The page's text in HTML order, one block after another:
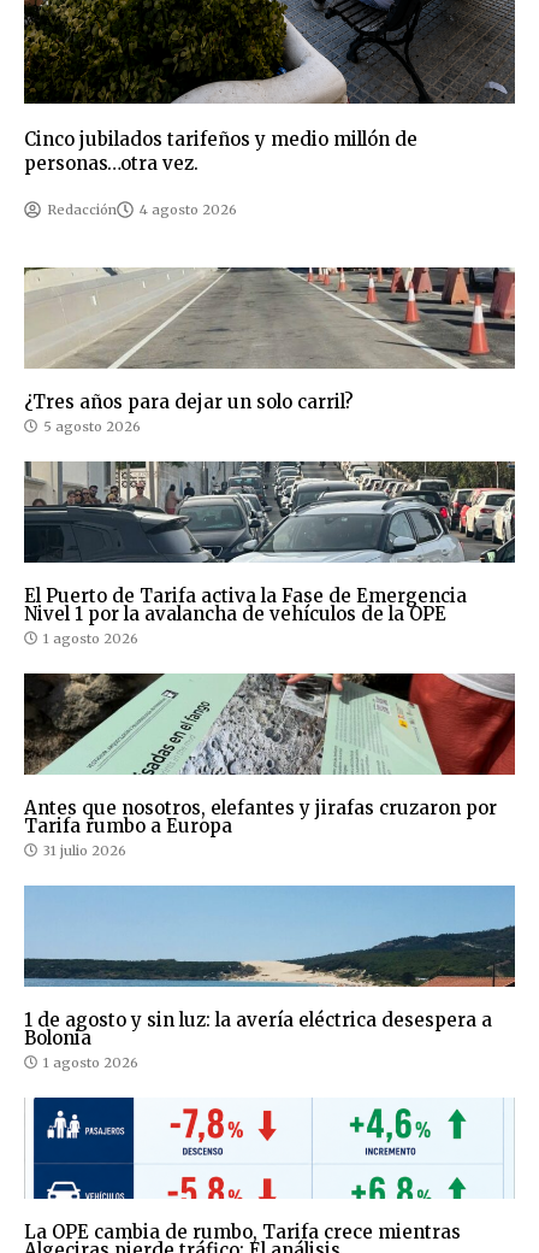
Cinco jubilados tarifeños y medio millón de
personas…otra vez.
Redacción 4 agosto 2026
¿Tres años para dejar un solo carril?
5 agosto 2026
El Puerto de Tarifa activa la Fase de Emergencia
Nivel 1 por la avalancha de vehículos de la OPE
1 agosto 2026
Antes que nosotros, elefantes y jirafas cruzaron por
Tarifa rumbo a Europa
31 julio 2026
1 de agosto y sin luz: la avería eléctrica desespera a
Bolonia
1 agosto 2026
La OPE cambia de rumbo, Tarifa crece mientras